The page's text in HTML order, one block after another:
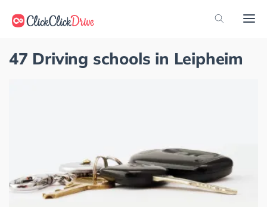
47 Driving schools in Leipheim